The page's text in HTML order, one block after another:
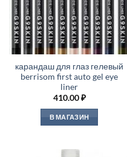
карандаш для глаз гелевый
berrisom first auto gel eye
liner
410.00₽
В МАГАЗИН